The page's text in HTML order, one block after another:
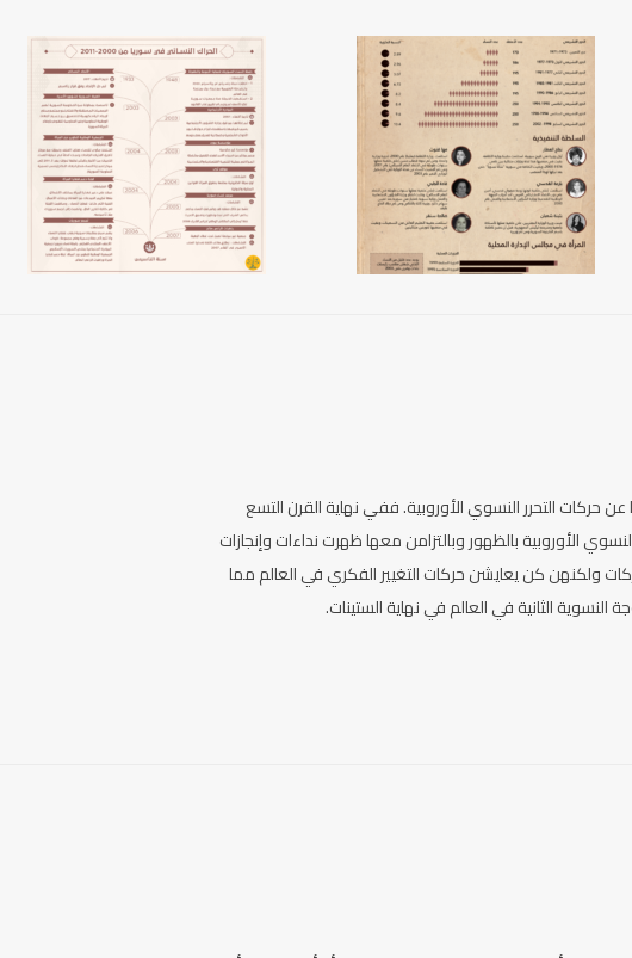
حركات التحرر النسوي الأوروبية. ففي نهاية القرن التسع
الأوروبية بالظهور وبالتزامن معها ظهرت نداءات وإنجازات
ولكنهن كن يعايشن حركات التغيير الفكري في العالم مما
الثانية في العالم في نهاية الستينات.